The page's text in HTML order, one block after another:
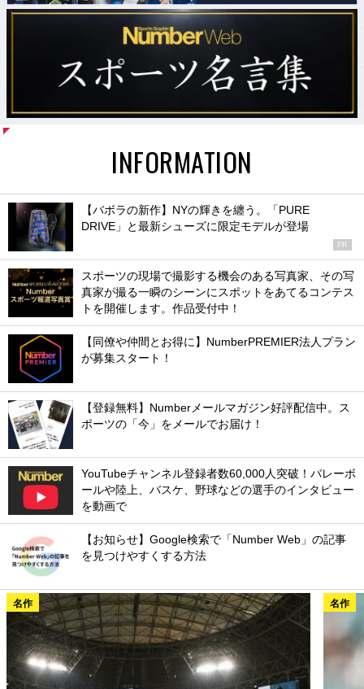
INFORMATION
【バボラの新作】NYの輝きを纏う。「PURE
DRIVE」と最新シューズに限定モデルが登場
PR
スポーツの現場で撮影する機会のある写真家、その写
真家が撮る一瞬のシーンにスポットをあてるコンテス
トを開催します。作品受付中！
【同僚や仲間とお得に】NumberPREMIER法人プラン
が募集スタート！
【登録無料】Numberメールマガジン好評配信中。ス
ポーツの「今」をメールでお届け！
YouTubeチャンネル登録者数60,000人突破！バレーボ
ールや陸上、バスケ、野球などの選手のインタビュー
を動画で
【お知らせ】Google検索で「Number Web」の記事
を見つけやすくする方法
名作 名作